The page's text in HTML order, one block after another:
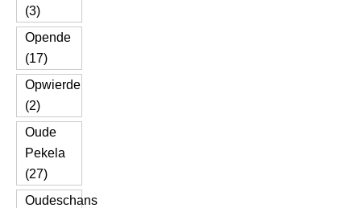
(3)
Opende
(17)
Opwierde
(2)
Oude
Pekela
(27)
Oudeschans